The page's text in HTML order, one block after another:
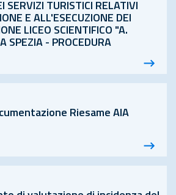
SERVIZI TURISTICI RELATIVI
E ALL'ESECUZIONE DEI
LICEO SCIENTIFICO "A.
SPEZIA - PROCEDURA
Riesame AIA